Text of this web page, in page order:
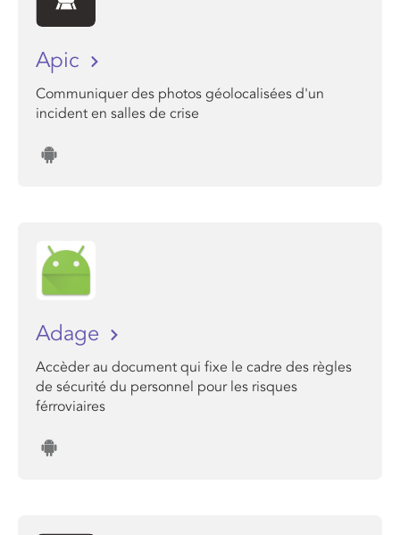
Apic
Communiquer des photos géolocalisées d'un
incident en salles de crise
Adage
Accèder au document qui fixe le cadre des règles
de sécurité du personnel pour les risques
férroviaires